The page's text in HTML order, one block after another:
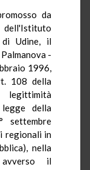
da
di Udine, il
-
1996,
108 della
della
settembre
regionali in
nella
il